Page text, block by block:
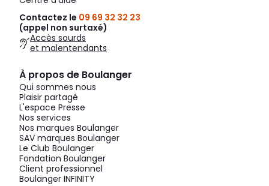
Contactez le 09 69 32 32 23
(appel non surtaxé)
Accès sourds
et malentendants
À propos de Boulanger
Qui sommes nous
Plaisir partagé
L'espace Presse
Nos services
Nos marques Boulanger
SAV marques Boulanger
Le Club Boulanger
Fondation Boulanger
Client professionnel
Boulanger INFINITY